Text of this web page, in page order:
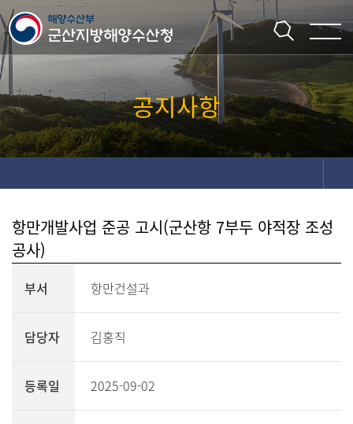
본문 바로가기
주메뉴 바로가기
공지사항
항만개발사업 준공 고시(군산항 7부두 야적장 조성
공사)
부서 항만건설과
담당자 김홍직
등록일 2025-09-02